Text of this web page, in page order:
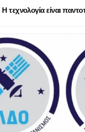
τεχνολογία είναι